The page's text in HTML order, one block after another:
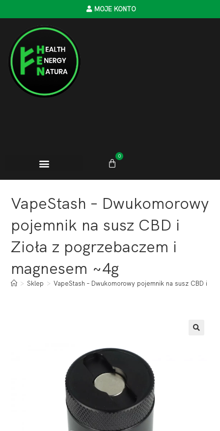
MOJE KONTO
0
VapeStash – Dwukomorowy
pojemnik na susz CBD i
Zioła z pogrzebaczem i
magnesem ~4g
> Sklep > VapeStash – Dwukomorowy pojemnik na susz CBD i